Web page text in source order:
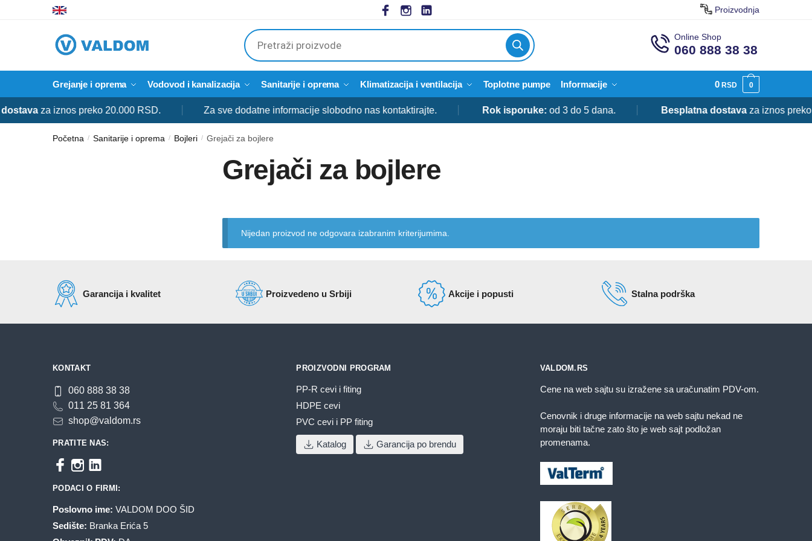
Proizvodnja
Products
search
Online Shop
060 888 38 38
Grejanje i oprema Vodovod i kanalizacija Sanitarije i oprema Klimatizacija i ventilacija Toplotne pumpe Informacije 0RSD 0
za iznos preko 20.000 RSD. Za sve dodatne informacije slobodno nas kontaktirajte. Rok isporuke:od 3 do 5 dana. Besplatna dostavaza iznos preko
Početna / Sanitarije i oprema / Bojleri / Grejači za bojlere
Grejači za bojlere
Nijedan proizvod ne odgovara izabranim kriterijumima.
Garancija i kvalitet Proizvedeno u Srbiji Akcije i popusti Stalna podrška
KONTAKT
060 888 38 38
011 25 81 364
shop@valdom.rs
PRATITE NAS:
PODACI O FIRMI:
Poslovno ime: VALDOM DOO ŠID
Sedište: Branka Erića 5
PROIZVODNI PROGRAM
PP-R cevi i fiting
HDPE cevi
PVC cevi i PP fiting
Katalog Garancija po brendu
VALDOM.RS
Cene na web sajtu su izražene sa uračunatim PDV-om.
Cenovnik i druge informacije na web sajtu nekad ne
moraju biti tačne zato što je web sajt podložan
promenama.